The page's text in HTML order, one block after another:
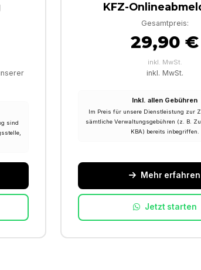
sind
KFZ-
Gesamtpreis:
29,90 €
inkl. MwSt.
inkl. MwSt.
Inkl. allen Gebühren
Im Preis für unsere Dienstleistung zur
sämtliche Verwaltungsgebühren (z. B.
KBA) bereits inbegriffen.
Mehr erfahren
Jetzt starten